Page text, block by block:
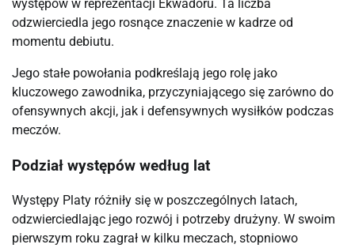
występów w reprezentacji Ekwadoru. Ta liczba
odzwierciedla jego rosnące znaczenie w kadrze od
momentu debiutu.
Jego stałe powołania podkreślają jego rolę jako
kluczowego zawodnika, przyczyniającego się zarówno do
ofensywnych akcji, jak i defensywnych wysiłków podczas
meczów.
Podział występów według lat
Występy Platy różniły się w poszczególnych latach,
odzwierciedlając jego rozwój i potrzeby drużyny. W swoim
pierwszym roku zagrał w kilku meczach, stopniowo